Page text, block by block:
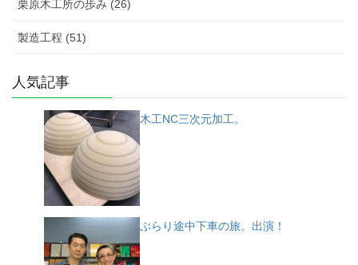
栗原木工所の歩み (26)
製造工程 (51)
人気記事
木工NC三次元加工。
ぶらり途中下車の旅。出演！